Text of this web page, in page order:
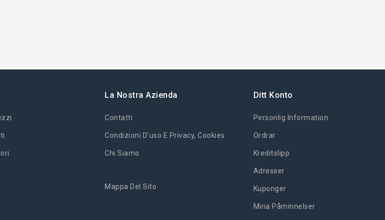
La Nostra Azienda
Contatti
Condizioni D'uso E Privacy, Cookies
Chi Siamo
Mappa Del Sito
Ditt Konto
Personlig Information
Ordrar
Kreditslipp
Adresser
Kuponger
Mina Påminnelser